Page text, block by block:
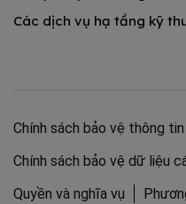
Các dịch vụ hạ tầng kỹ
Chính sách bảo vệ thông tin
Chính sách bảo vệ dữ liệu
Quyền và nghĩa vụ